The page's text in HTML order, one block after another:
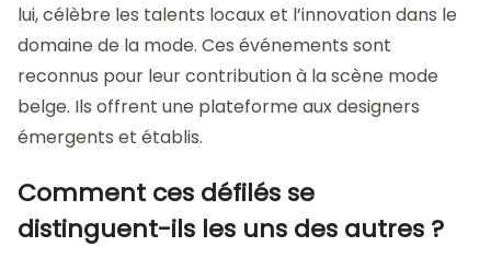
lui, célèbre les talents locaux et l’innovation dans le
domaine de la mode. Ces événements sont
reconnus pour leur contribution à la scène mode
belge. Ils offrent une plateforme aux designers
émergents et établis.
Comment ces défilés se
distinguent-ils les uns des autres ?